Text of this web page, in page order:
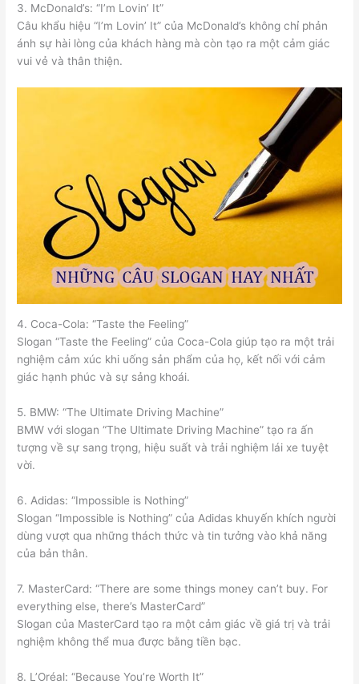
3. McDonald’s: “I’m Lovin’ It”
Câu khẩu hiệu “I’m Lovin’ It” của McDonald’s không chỉ phản
ánh sự hài lòng của khách hàng mà còn tạo ra một cảm giác
vui vẻ và thân thiện.
4. Coca-Cola: “Taste the Feeling”
Slogan “Taste the Feeling” của Coca-Cola giúp tạo ra một trải
nghiệm cảm xúc khi uống sản phẩm của họ, kết nối với cảm
giác hạnh phúc và sự sảng khoái.
5. BMW: “The Ultimate Driving Machine”
BMW với slogan “The Ultimate Driving Machine” tạo ra ấn
tượng về sự sang trọng, hiệu suất và trải nghiệm lái xe tuyệt
vời.
6. Adidas: “Impossible is Nothing”
Slogan “Impossible is Nothing” của Adidas khuyến khích người
dùng vượt qua những thách thức và tin tưởng vào khả năng
của bản thân.
7. MasterCard: “There are some things money can’t buy. For
everything else, there’s MasterCard”
Slogan của MasterCard tạo ra một cảm giác về giá trị và trải
nghiệm không thể mua được bằng tiền bạc.
8. L’Oréal: “Because You’re Worth It”